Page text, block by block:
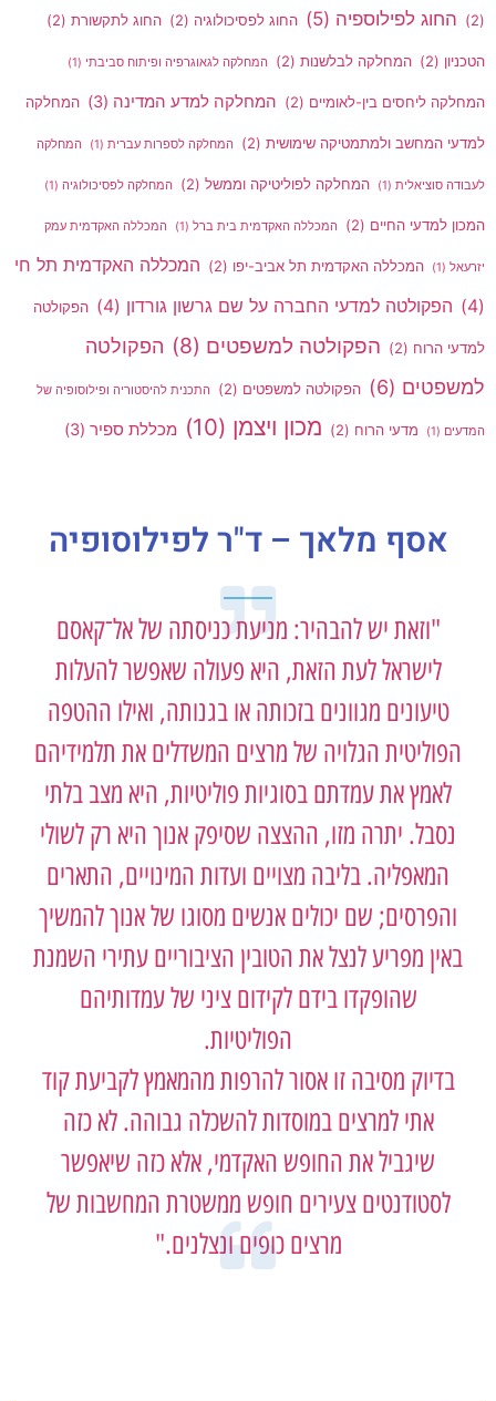
לפילוספיה(5) החוג לפסיכולוגיה(2) החוג לתקשורת(2)
(2) המחלקה לבלשנות(2) המחלקה לגאוגרפיה ופיתוח סביבתי(1)
ליחסים בין-לאומיים(2) המחלקה למדע המדינה(3) המחלקה
המחשב ולמתמטיקה שימושית(2) המחלקה לספרות עברית(1) המחלקה
סוציאלית(1) המחלקה לפוליטיקה וממשל (2) המחלקה לפסיכולוגיה(1)
למדעי החיים(2) המכללה האקדמית בית ברל (1) המכללה האקדמית עמק
המכללה האקדמית תל אביב-יפו(2)
המכללה האקדמית תל חי
הפקולטה למדעי החברה על שם גרשון גורדון (4) הפקולטה
הרוח(2) הפקולטה למשפטים(8)
הפקולטה
(6) הפקולטה למשפטים(2) התכנית להיסטוריה ופילוסופיה של
(1) מדעי הרוח(2) מכון ויצמן (10) מכללת ספיר(3)
אסף מלאך – ד"ר לפילוסופיה
"וזאת יש להבהיר: מניעת כניסתה של אל־קאסם
לישראל לעת הזאת, היא פעולה שאפשר להעלות
טיעונים מגוונים בזכותה או בגנותה, ואילו ההטפה
הגלויה של מרצים המשדלים את תלמידיהם
לאמץ את עמדתם בסוגיות פוליטיות, היא מצב בלתי
יתרה מזו, ההצצה שסיפק אנוך היא רק לשולי
המאפליה. בליבה מצויים ועדות המינויים, התארים
שם יכולים אנשים מסוגו של אנוך להמשיך
מפריע לנצל את הטובין הציבוריים עתירי השמנת
שהופקדו בידם לקידום ציני של עמדותיהם
הפוליטיות.
מסיבה זו אסור להרפות מהמאמץ לקביעת קוד
אתי למרצים במוסדות להשכלה גבוהה. לא כזה
שיגביל את החופש האקדמי, אלא כזה שיאפשר
לסטודנטים צעירים חופש ממשטרת המחשבות של
מרצים כופים ונצלנים."